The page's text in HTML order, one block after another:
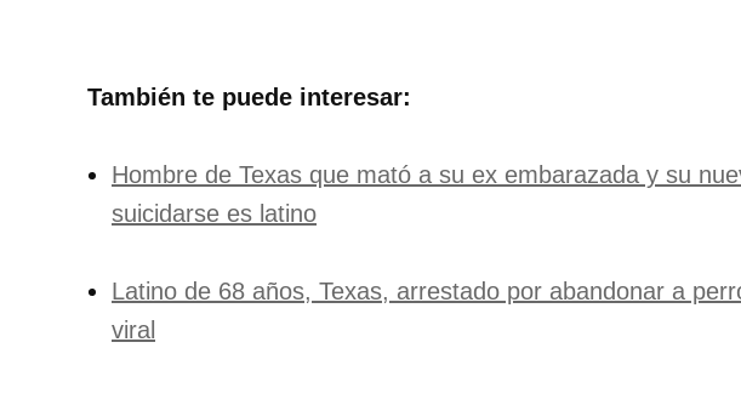
También te puede interesar:
Hombre de Texas que mató a su ex embarazada y su
suicidarse es latino
Latino de 68 años, Texas, arrestado por abandonar a
viral